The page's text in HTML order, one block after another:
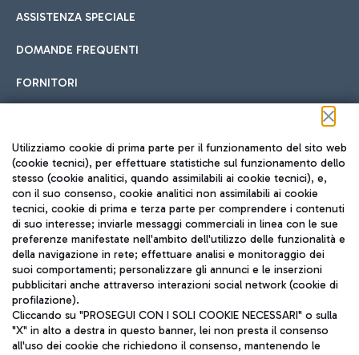
ASSISTENZA SPECIALE
DOMANDE FREQUENTI
FORNITORI
Seguici sui social
TRAVEL JOURNAL
ITA
Utilizziamo cookie di prima parte per il funzionamento del sito web
(cookie tecnici), per effettuare statistiche sul funzionamento dello
stesso (cookie analitici, quando assimilabili ai cookie tecnici), e,
con il suo consenso, cookie analitici non assimilabili ai cookie
tecnici, cookie di prima e terza parte per comprendere i contenuti
di suo interesse; inviarle messaggi commerciali in linea con le sue
preferenze manifestate nell'ambito dell'utilizzo delle funzionalità e
della navigazione in rete; effettuare analisi e monitoraggio dei
suoi comportamenti; personalizzare gli annunci e le inserzioni
pubblicitari anche attraverso interazioni social network (cookie di
profilazione).
Cliccando su "PROSEGUI CON I SOLI COOKIE NECESSARI" o sulla
"X" in alto a destra in questo banner, lei non presta il consenso
all'uso dei cookie che richiedono il consenso, mantenendo le